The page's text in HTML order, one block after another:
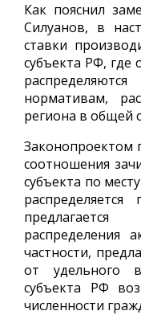
Как пояснил
Силуанов, в
ставки
субъекта РФ, где
нормативам,
региона в общей
Законопроектом
соотношения
субъекта по
распределения
частности,
от удельного
субъекта РФ
численности